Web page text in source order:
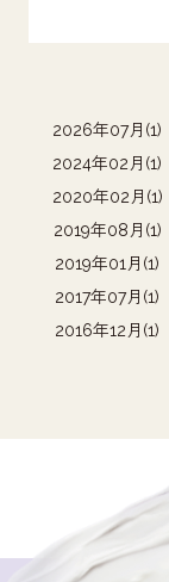
2026年07月(1)
2024年02月(1)
2020年02月(1)
2019年08月(1)
2019年01月(1)
2017年07月(1)
2016年12月(1)